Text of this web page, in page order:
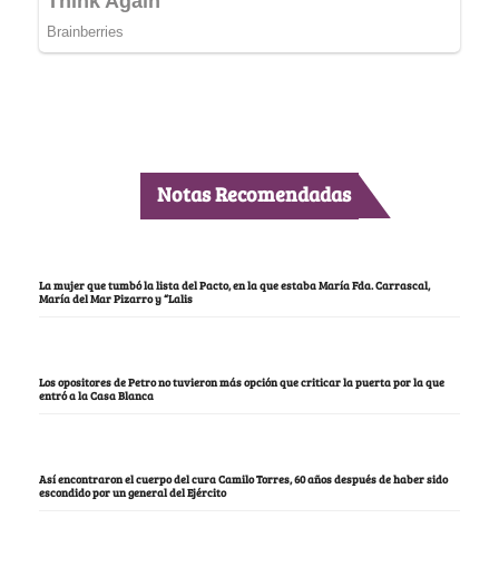
Notas Recomendadas
La mujer que tumbó la lista del Pacto, en la que estaba María Fda. Carrascal,
María del Mar Pizarro y “Lalis
Los opositores de Petro no tuvieron más opción que criticar la puerta por la que
entró a la Casa Blanca
Así encontraron el cuerpo del cura Camilo Torres, 60 años después de haber sido
escondido por un general del Ejército